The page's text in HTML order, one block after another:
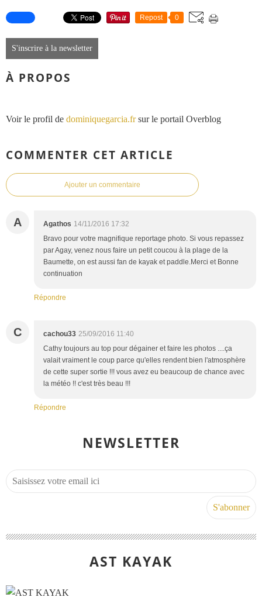
Repost 0
S'inscrire à la newsletter
À PROPOS
Voir le profil de dominiquegarcia.frsur le portail Overblog
COMMENTER CET ARTICLE
Ajouter un commentaire
A Agathos 14/11/2016 17:32
Bravo pour votre magnifique reportage photo. Si vous repassez
par Agay, venez nous faire un petit coucou à la plage de la
Baumette, on est aussi fan de kayak et paddle.Merci et Bonne
continuation
Répondre
C cachou33 25/09/2016 11:40
Cathy toujours au top pour dégainer et faire les photos ....ça
valait vraiment le coup parce qu'elles rendent bien l'atmosphère
de cette super sortie !!! vous avez eu beaucoup de chance avec
la météo !! c'est très beau !!!
Répondre
NEWSLETTER
AST KAYAK